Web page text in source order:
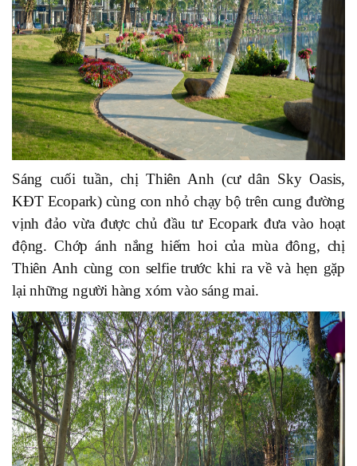
Sáng cuối tuần, chị Thiên Anh (cư dân Sky Oasis,
KĐT Ecopark) cùng con nhỏ chạy bộ trên cung đường
vịnh đảo vừa được chủ đầu tư Ecopark đưa vào hoạt
động. Chớp ánh nắng hiếm hoi của mùa đông, chị
Thiên Anh cùng con selfie trước khi ra về và hẹn gặp
lại những người hàng xóm vào sáng mai.